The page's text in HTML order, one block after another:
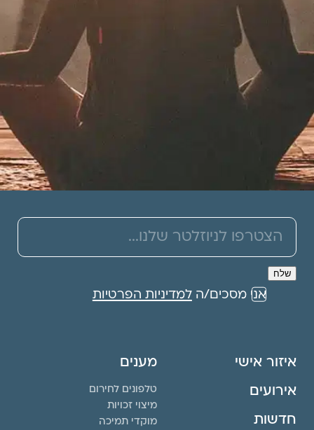
אני מסכים/הלמדיניות הפרטיות
איזור אישי
אירועים
חדשות
מענים
טלפונים לחירום
מיצוי זכויות
מוקדי תמיכה